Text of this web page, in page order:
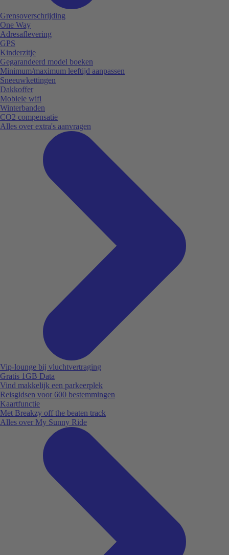
Grensoverschrijding
One Way
Adresaflevering
GPS
Kinderzitje
Gegarandeerd model boeken
Minimum/maximum leeftijd aanpassen
Sneeuwkettingen
Dakkoffer
Mobiele wifi
Winterbanden
CO2 compensatie
Alles over extra's aanvragen
Vip-lounge bij vluchtvertraging
Gratis 1GB Data
Vind makkelijk een parkeerplek
Reisgidsen voor 600 bestemmingen
Kaartfunctie
Met Breakzy off the beaten track
Alles over My Sunny Ride